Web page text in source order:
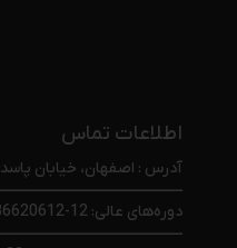
اطلاعات تماس
آدرس : اصفهان، خیابان
دوره‌های عالی: 12-36620612